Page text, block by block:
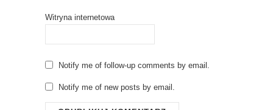
Witryna internetowa
Notify me of follow-up comments by email.
Notify me of new posts by email.